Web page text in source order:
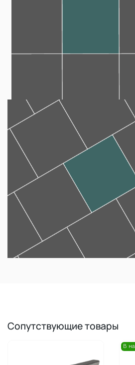
Сопутствующие товары
В